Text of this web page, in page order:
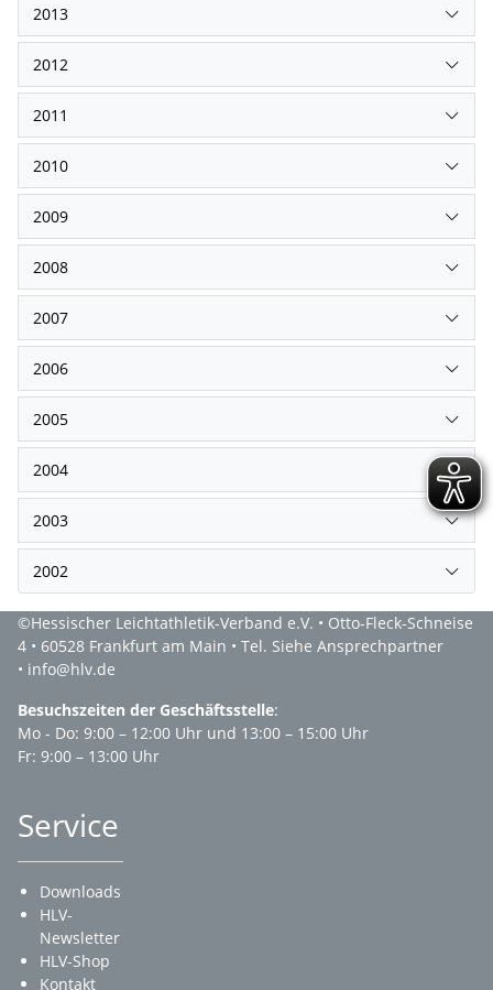
2013
2012
2011
2010
2009
2008
2007
2006
2005
2004
2003
2002
©Hessischer Leichtathletik-Verband e.V. • Otto-Fleck-Schneise
4 • 60528 Frankfurt am Main • Tel. Siehe Ansprechpartner
• info@hlv.de
Besuchszeiten der Geschäftsstelle:
Mo - Do: 9:00 – 12:00 Uhr und 13:00 – 15:00 Uhr
Fr: 9:00 – 13:00 Uhr
Service
Downloads
HLV-
Newsletter
HLV-Shop
Kontakt